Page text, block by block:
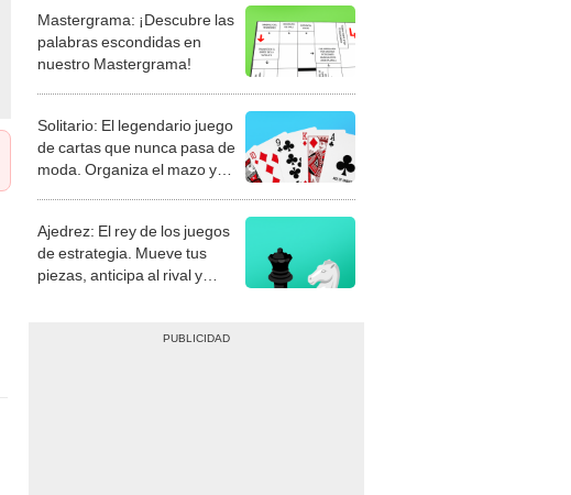
Mastergrama: ¡Descubre las
palabras escondidas en
nuestro Mastergrama!
Solitario: El legendario juego
de cartas que nunca pasa de
moda. Organiza el mazo y
Ajedrez: El rey de los juegos
de estrategia. Mueve tus
piezas, anticipa al rival y